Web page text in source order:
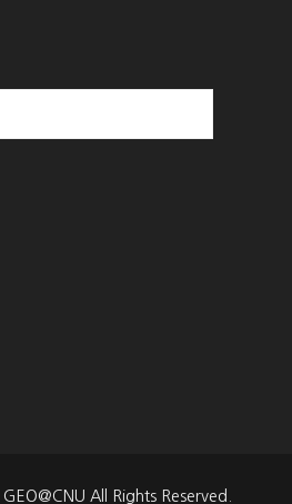
All Rights Reserved.